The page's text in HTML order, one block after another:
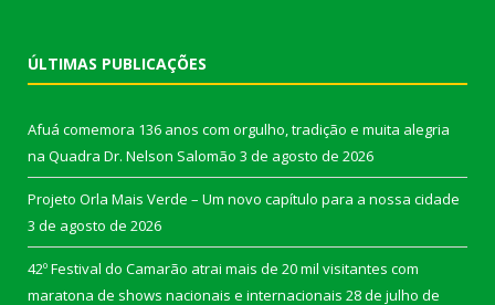
ÚLTIMAS PUBLICAÇÕES
Afuá comemora 136 anos com orgulho, tradição e muita alegria
na Quadra Dr. Nelson Salomão 3 de agosto de 2026
Projeto Orla Mais Verde – Um novo capítulo para a nossa cidade
3 de agosto de 2026
42º Festival do Camarão atrai mais de 20 mil visitantes com
maratona de shows nacionais e internacionais 28 de julho de